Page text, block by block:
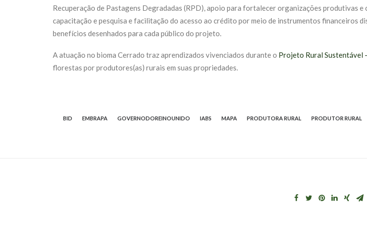
Recuperação de Pastagens Degradadas (RPD), apoio para fortalecer organizações produtivas
capacitação e pesquisa e facilitação do acesso ao crédito por meio de instrumentos financeiros
benefícios desenhados para cada público do projeto.
A atuação no bioma Cerrado traz aprendizados vivenciados durante o Projeto Rural Sustentável
florestas por produtores(as) rurais em suas propriedades.
BID EMBRAPA GOVERNODOREINOUNIDO IABS MAPA PRODUTORA RURAL PRODUTOR RURAL